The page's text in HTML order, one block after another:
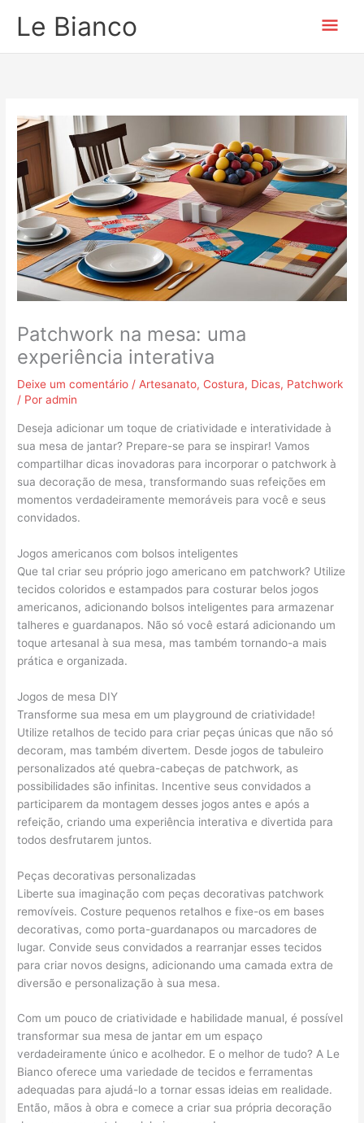
Le Bianco
Patchwork na mesa: uma
experiência interativa
Deixe um comentário /Artesanato, Costura, Dicas, Patchwork
/ Poradmin
Deseja adicionar um toque de criatividade e interatividade à
sua mesa de jantar? Prepare-se para se inspirar! Vamos
compartilhar dicas inovadoras para incorporar o patchwork à
sua decoração de mesa, transformando suas refeições em
momentos verdadeiramente memoráveis para você e seus
convidados.
Jogos americanos com bolsos inteligentes
Que tal criar seu próprio jogo americano em patchwork? Utilize
tecidos coloridos e estampados para costurar belos jogos
americanos, adicionando bolsos inteligentes para armazenar
talheres e guardanapos. Não só você estará adicionando um
toque artesanal à sua mesa, mas também tornando-a mais
prática e organizada.
Jogos de mesa DIY
Transforme sua mesa em um playground de criatividade!
Utilize retalhos de tecido para criar peças únicas que não só
decoram, mas também divertem. Desde jogos de tabuleiro
personalizados até quebra-cabeças de patchwork, as
possibilidades são infinitas. Incentive seus convidados a
participarem da montagem desses jogos antes e após a
refeição, criando uma experiência interativa e divertida para
todos desfrutarem juntos.
Peças decorativas personalizadas
Liberte sua imaginação com peças decorativas patchwork
removíveis. Costure pequenos retalhos e fixe-os em bases
decorativas, como porta-guardanapos ou marcadores de
lugar. Convide seus convidados a rearranjar esses tecidos
para criar novos designs, adicionando uma camada extra de
diversão e personalização à sua mesa.
Com um pouco de criatividade e habilidade manual, é possível
transformar sua mesa de jantar em um espaço
verdadeiramente único e acolhedor. E o melhor de tudo? A Le
Bianco oferece uma variedade de tecidos e ferramentas
adequadas para ajudá-lo a tornar essas ideias em realidade.
Então, mãos à obra e comece a criar sua própria decoração